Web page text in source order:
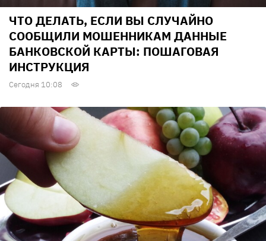
ЧТО ДЕЛАТЬ, ЕСЛИ ВЫ СЛУЧАЙНО
СООБЩИЛИ МОШЕННИКАМ ДАННЫЕ
БАНКОВСКОЙ КАРТЫ: ПОШАГОВАЯ
ИНСТРУКЦИЯ
Сегодня 10:08